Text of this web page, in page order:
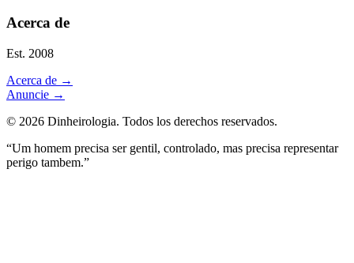
Acerca de
Est. 2008
Acerca de →
Anuncie →
© 2026 Dinheirologia. Todos los derechos reservados.
“Um homem precisa ser gentil, controlado, mas precisa representar
perigo tambem.”